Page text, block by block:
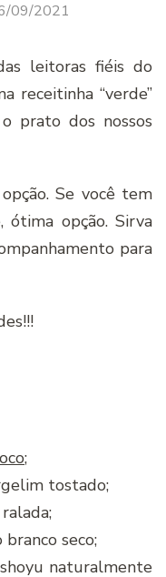
09/2021
leitoras fiéis do
receitinha “verde”
prato dos nossos
Se você tem
ótima opção. Sirva
para
;
tostado;
seco;
naturalmente